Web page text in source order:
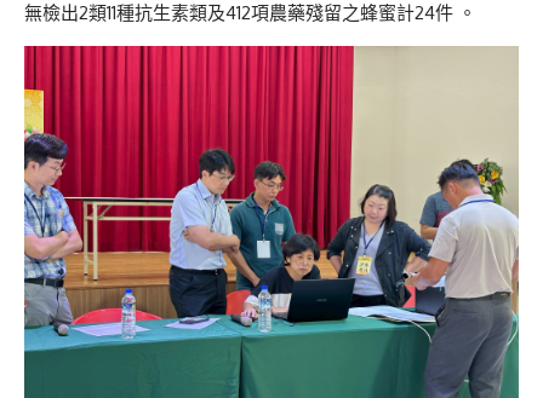
無檢出2類11種抗生素類及412項農藥殘留之蜂蜜計24件 。